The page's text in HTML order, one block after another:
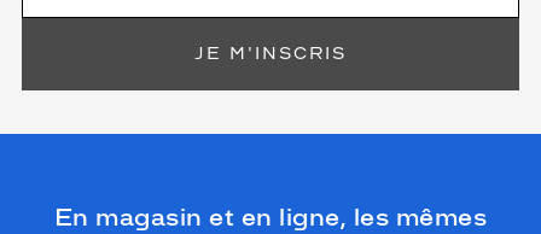
JE M'INSCRIS
En magasin et en ligne, les mêmes